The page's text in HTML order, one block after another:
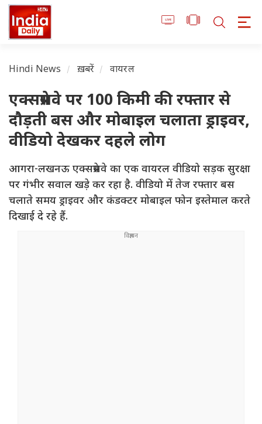
Hindi News ख़बरें वायरल
एक्सप्रेसवे पर 100 किमी की रफ्तार से
दौड़ती बस और मोबाइल चलाता ड्राइवर,
वीडियो देखकर दहले लोग
आगरा-लखनऊ एक्सप्रेसवे का एक वायरल वीडियो सड़क सुरक्षा
पर गंभीर सवाल खड़े कर रहा है. वीडियो में तेज रफ्तार बस
चलाते समय ड्राइवर और कंडक्टर मोबाइल फोन इस्तेमाल करते
दिखाई दे रहे हैं.